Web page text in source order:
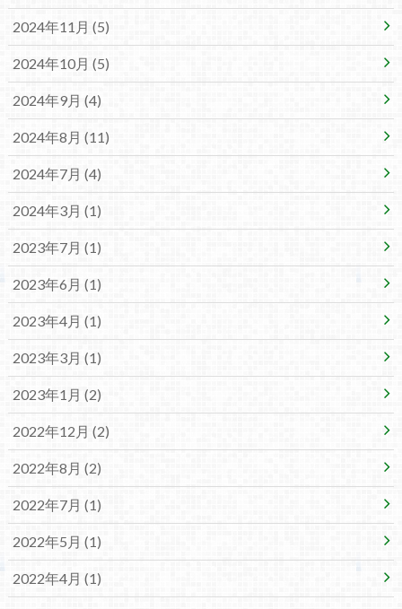
2024年11月 (5)
2024年10月 (5)
2024年9月 (4)
2024年8月 (11)
2024年7月 (4)
2024年3月 (1)
2023年7月 (1)
2023年6月 (1)
2023年4月 (1)
2023年3月 (1)
2023年1月 (2)
2022年12月 (2)
2022年8月 (2)
2022年7月 (1)
2022年5月 (1)
2022年4月 (1)